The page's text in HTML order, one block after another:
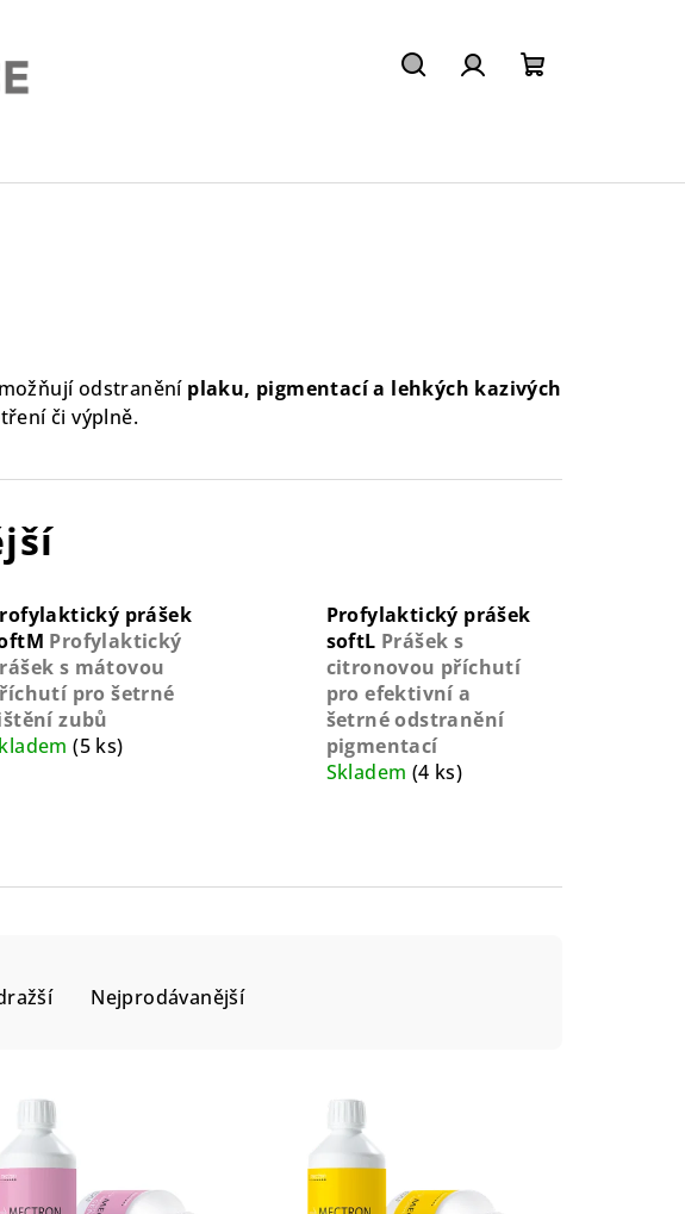
odstranění plaku, pigmentací a lehkých kazivých
či výplně.
prášek
Profylaktický
s mátovou
pro šetrné
zubů
(5 ks)
Profylaktický prášek
softL Prášek s
citronovou příchutí
pro efektivní a
šetrné odstranění
pigmentací
Skladem (4 ks)
Nejprodávanější